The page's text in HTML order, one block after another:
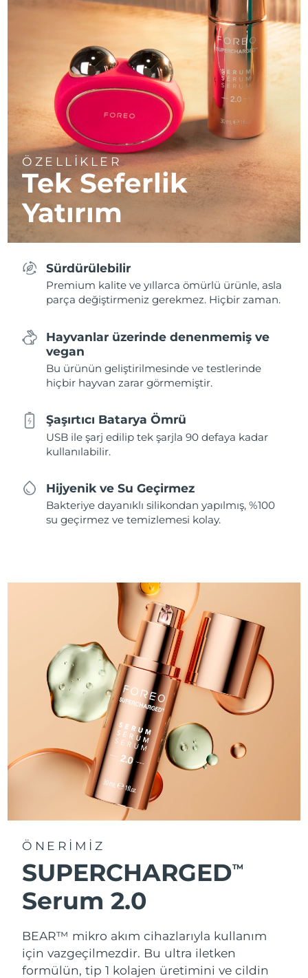
ÖZELLİKLER
Tek Seferlik
Yatırım
Sürdürülebilir
Premium kalite ve yıllarca ömürlü ürünle, asla
parça değiştirmeniz gerekmez. Hiçbir zaman.
Hayvanlar üzerinde denenmemiş ve
vegan
Bu ürünün geliştirilmesinde ve testlerinde
hiçbir hayvan zarar görmemiştir.
Şaşırtıcı Batarya Ömrü
USB ile şarj edilip tek şarjla 90 defaya kadar
kullanılabilir.
Hijyenik ve Su Geçirmez
Bakteriye dayanıklı silikondan yapılmış, %100
su geçirmez ve temizlemesi kolay.
ÖNERİMİZ
SUPERCHARGEDTM
Serum 2.0
BEAR™ mikro akım cihazlarıyla kullanım
için vazgeçilmezdir. Bu ultra iletken
formülün, tip 1 kolajen üretimini ve cildin